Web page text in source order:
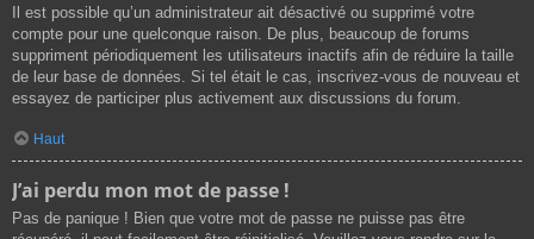
Il est possible qu’un administrateur ait désactivé ou supprimé votre
compte pour une quelconque raison. De plus, beaucoup de forums
suppriment périodiquement les utilisateurs inactifs afin de réduire la taille
de leur base de données. Si tel était le cas, inscrivez-vous de nouveau et
essayez de participer plus activement aux discussions du forum.
Haut
J’ai perdu mon mot de passe !
Pas de panique ! Bien que votre mot de passe ne puisse pas être